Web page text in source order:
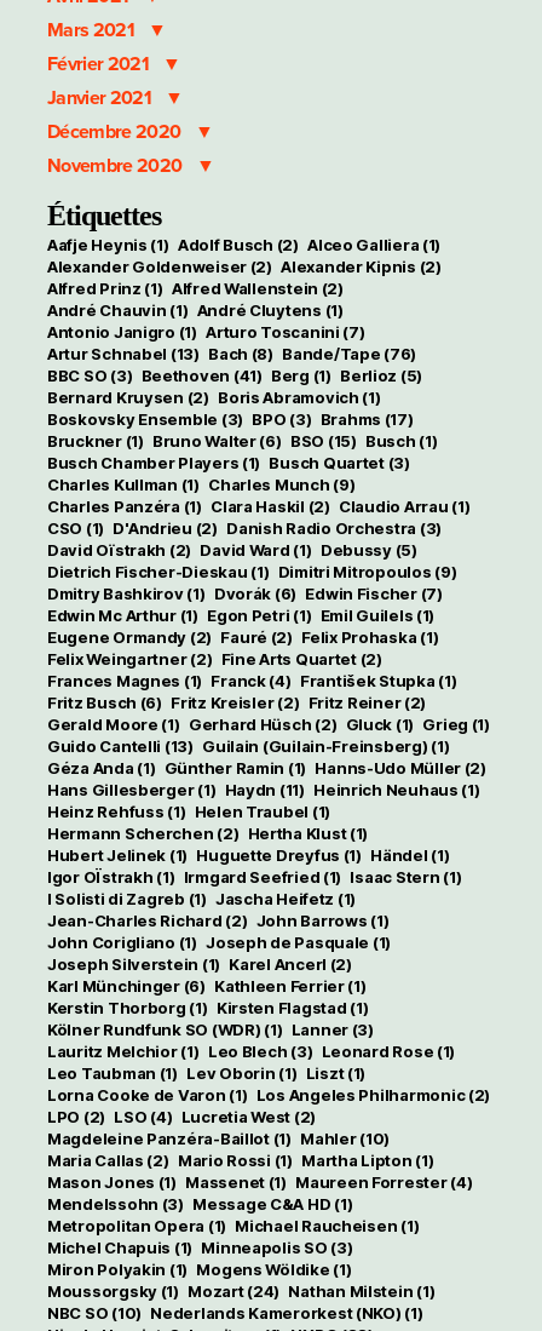
Mars 2021
Février 2021
Janvier 2021
Décembre 2020
Novembre 2020
Étiquettes
Aafje Heynis (1) Adolf Busch (2) Alceo Galliera (1)
Alexander Goldenweiser (2) Alexander Kipnis (2)
Alfred Prinz (1) Alfred Wallenstein (2)
André Chauvin (1) André Cluytens (1)
Antonio Janigro (1) Arturo Toscanini (7)
Artur Schnabel (13) Bach (8) Bande/Tape (76)
BBC SO (3) Beethoven (41) Berg (1) Berlioz (5)
Bernard Kruysen (2) Boris Abramovich (1)
Boskovsky Ensemble (3) BPO (3) Brahms (17)
Bruckner(1) Bruno Walter(6) BSO (15) Busch (1)
Busch Chamber Players (1) Busch Quartet(3)
Charles Kullman (1) Charles Munch (9)
Charles Panzéra (1) Clara Haskil (2) Claudio Arrau (1)
CSO (1) D'Andrieu (2) Danish Radio Orchestra (3)
David Oïstrakh (2) David Ward (1) Debussy(5)
Dietrich Fischer-Dieskau (1) Dimitri Mitropoulos (9)
Dmitry Bashkirov(1) Dvorák (6) Edwin Fischer(7)
Edwin Mc Arthur(1) Egon Petri (1) Emil Guilels (1)
Eugene Ormandy (2) Fauré (2) Felix Prohaska (1)
Felix Weingartner(2) Fine Arts Quartet(2)
Frances Magnes (1) Franck(4) František Stupka (1)
Fritz Busch (6) Fritz Kreisler(2) Fritz Reiner(2)
Gerald Moore (1) Gerhard Hüsch (2) Gluck (1) Grieg (1)
Guido Cantelli (13) Guilain (Guilain-Freinsberg) (1)
Géza Anda (1) Günther Ramin (1) Hanns-Udo Müller (2)
Hans Gillesberger(1) Haydn (11) Heinrich Neuhaus (1)
Heinz Rehfuss (1) Helen Traubel (1)
Hermann Scherchen (2) Hertha Klust(1)
Hubert Jelinek (1) Huguette Dreyfus (1) Händel (1)
Igor OÏstrakh (1) Irmgard Seefried (1) Isaac Stern (1)
I Solisti di Zagreb (1) Jascha Heifetz (1)
Jean-Charles Richard (2) John Barrows (1)
John Corigliano (1) Joseph de Pasquale (1)
Joseph Silverstein (1) Karel Ancerl (2)
Karl Münchinger(6) Kathleen Ferrier(1)
Kerstin Thorborg (1) Kirsten Flagstad (1)
Kölner Rundfunk SO (WDR) (1) Lanner (3)
Lauritz Melchior(1) Leo Blech (3) Leonard Rose (1)
Leo Taubman (1) Lev Oborin (1) Liszt(1)
Lorna Cooke de Varon (1) Los Angeles Philharmonic(2)
LPO (2) LSO (4) Lucretia West (2)
Magdeleine Panzéra-Baillot(1) Mahler(10)
Maria Callas (2) Mario Rossi (1) Martha Lipton (1)
Mason Jones (1) Massenet(1) Maureen Forrester(4)
Mendelssohn (3) Message C&A HD (1)
Metropolitan Opera (1) Michael Raucheisen (1)
Michel Chapuis (1) Minneapolis SO (3)
Miron Polyakin (1) Mogens Wöldike (1)
Moussorgsky(1) Mozart(24) Nathan Milstein (1)
NBC SO (10) Nederlands Kamerorkest (NKO) (1)